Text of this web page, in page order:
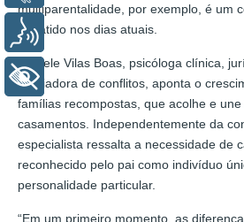
multiparentalidade, por exemplo, é um
debatido nos dias atuais.
Daniele Vilas Boas, psicóloga clínica,
mediadora de conflitos, aponta o
famílias recompostas, que acolhe e
casamentos. Independentemente da
especialista ressalta a necessidade de
reconhecido pelo pai como indivíduo
personalidade particular.
“Em um primeiro momento, as
Voz
+ Acessibilidade